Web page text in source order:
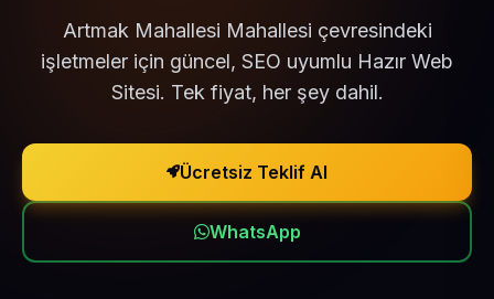
Artmak Mahallesi Mahallesi çevresindeki
işletmeler için güncel, SEO uyumlu Hazır Web
Sitesi. Tek fiyat, her şey dahil.
Ücretsiz Teklif Al
WhatsApp